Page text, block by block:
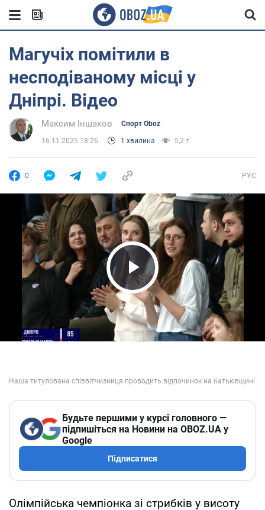
Магучіх помітили в
несподіваному місці у
Дніпрі. Відео
Максим Іншаков Спорт Oboz
16.11.2025 18:26 1 хвилина 5,2 т.
0 РУС
Play Video
Будьте першими у курсі головного —
підпишіться на Новини на OBOZ.UA у
Google
Підписатися
Олімпійська чемпіонка зі стрибків у висоту